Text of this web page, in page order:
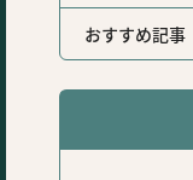
おすすめ記事